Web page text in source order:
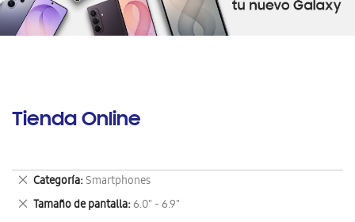
Tienda Online
Categoría Smartphones
Eliminar
este
artículo
Tamaño de pantalla 6.0" - 6.9"
Eliminar